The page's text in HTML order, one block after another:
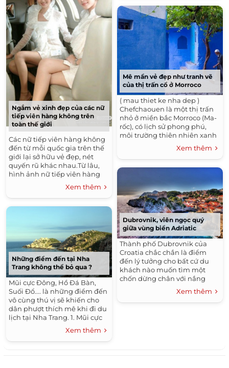
Ngắm vẻ xinh đẹp của các nữ
tiếp viên hàng không trên
toàn thế giới
Các nữ tiếp viên hàng không
đến từ mỗi quốc gia trên thế
giới lại sở hữu vẻ đẹp, nét
quyến rũ khác nhau.Từ lâu,
hình ảnh nữ tiếp viên hàng
không xinh đẹp, giỏi giang và
khéo léo đã để lại...
Xem thêm
Những điểm đến tại Nha
Trang không thể bỏ qua ?
Mũi cực Đông, Hồ Đá Bàn,
Suối Đổ.... là những điểm đến
vô cùng thú vị sẽ khiến cho
dân phượt thích mê khi đi du
lịch tại Nha Trang. 1. Mũi cực
Đông Mũi Đôi – Hòn Đầu, hay
Xem thêm
Mê mẩn vẻ đẹp như tranh vẽ
của thị trấn cổ ở Morroco
( mau thiet ke nha dep )
Chefchaouen là một thị trấn
nhỏ ở miền bắc Morroco (Ma-
rốc), có lịch sử phong phú,
môi trường thiên nhiên xanh
đẹp cùng với kiến trúc đẹp
tuyệt vời. Đặc biệt nhất chính
là...
Xem thêm
Dubrovnik, viên ngọc quý
giữa vùng biển Adriatic
Thành phố Dubrovnik của
Croatia chắc chắn là điểm
đến lý tưởng cho bất cứ du
khách nào muốn tìm một
chốn dừng chân với nắng
vàng, biển xanh và bầu
không khí yên bình.
Xem thêm